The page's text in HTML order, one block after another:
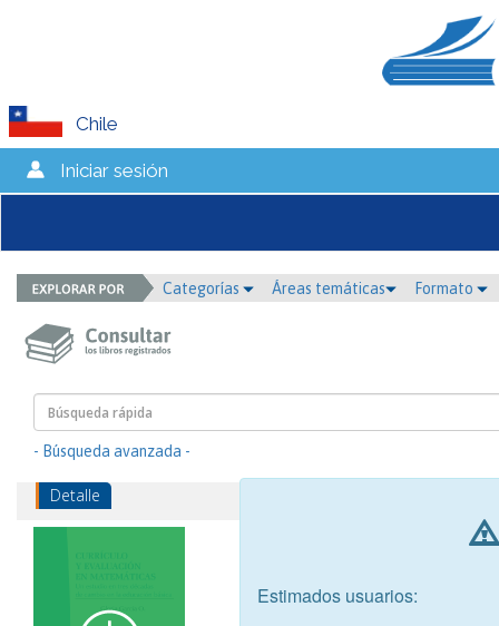
Chile
Iniciar sesión
Categorías Áreas temáticas Formato
- Búsqueda avanzada -
Detalle
Estimados usuarios: